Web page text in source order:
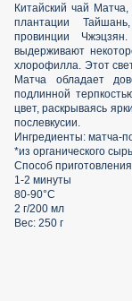
Китайский чай
плантации
провинции
выдерживают
хлорофилла. Этот
Матча обладает
подлинной
цвет, раскрываясь
послевкусии.
Ингредиенты: матча-
*из органического
Способ
1-2 минуты
80-90°C
2 г/200 мл
Вес: 250 г